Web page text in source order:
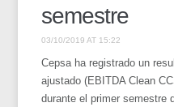
semestre
03/10/2019 AT 15:22
Cepsa ha registrado un
ajustado (EBITDA Clean
durante el primer semestre